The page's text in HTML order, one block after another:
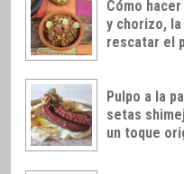
Cómo
y chorizo,
rescatar el
Pulpo a la
setas
un toque